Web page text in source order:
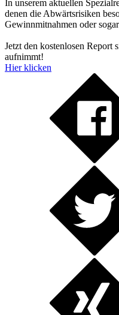
In unserem aktuellen
denen die Abwärtsrisiken
Gewinnmitnahmen oder
Jetzt den kostenlosen Report
aufnimmt!
Hier klicken